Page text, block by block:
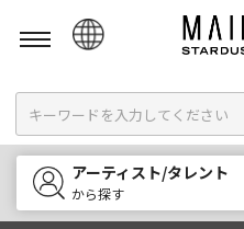
English
한국어
中文
アーティスト/タレント
から探す